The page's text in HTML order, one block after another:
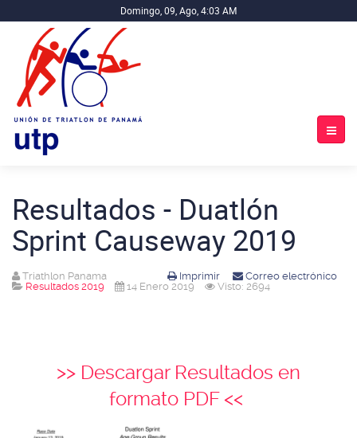
Domingo, 09, Ago, 4:03 AM
Resultados - Duatlón
Sprint Causeway 2019
Imprimir Correo electrónico
Triathlon Panama
Resultados 2019
14 Enero 2019 Visto: 2694
>> Descargar Resultados en
formato PDF <<